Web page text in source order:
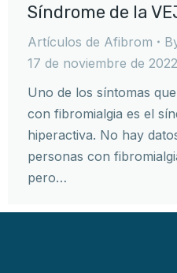
Síndrome de la
Artículos de Afibrom
17 de noviembre de 2022
Uno de los síntomas
con fibromialgia es el
hiperactiva. No hay
personas con
pero…